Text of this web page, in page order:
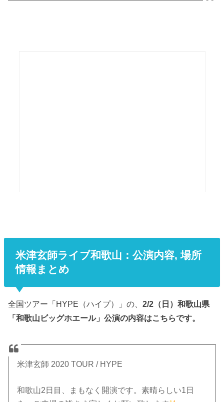
米津玄師ライブ和歌山： 公演内容, 場所
情報まとめ
全国ツアー「HYPE（ハイプ）」の、2/2（日）和歌山県
「和歌山ビッグホエール」公演の内容はこちらです。
米津玄師 2020 TOUR / HYPE
和歌山2日目、まもなく開演です。素晴らしい1日